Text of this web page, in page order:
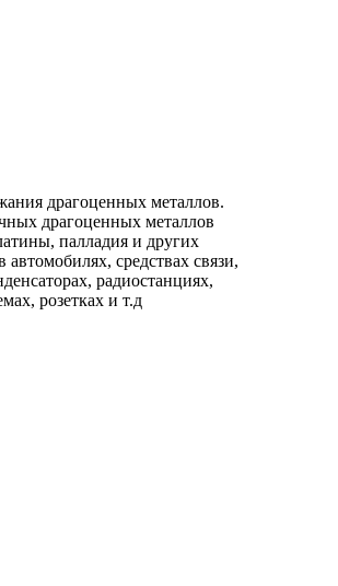
драгоценных металлов.
драгоценных металлов
палладия и других
средствах связи,
радиостанциях,
розетках и т.д